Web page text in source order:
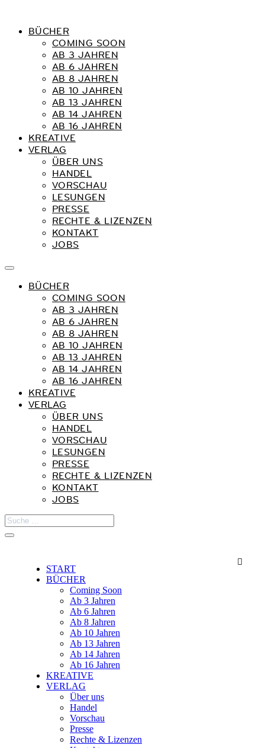
BÜCHER
COMING SOON
AB 3 JAHREN
AB 6 JAHREN
AB 8 JAHREN
AB 10 JAHREN
AB 13 JAHREN
AB 14 JAHREN
AB 16 JAHREN
KREATIVE
VERLAG
ÜBER UNS
HANDEL
VORSCHAU
LESUNGEN
PRESSE
RECHTE & LIZENZEN
KONTAKT
JOBS
BÜCHER
COMING SOON
AB 3 JAHREN
AB 6 JAHREN
AB 8 JAHREN
AB 10 JAHREN
AB 13 JAHREN
AB 14 JAHREN
AB 16 JAHREN
KREATIVE
VERLAG
ÜBER UNS
HANDEL
VORSCHAU
LESUNGEN
PRESSE
RECHTE & LIZENZEN
KONTAKT
JOBS

START
BÜCHER
Coming Soon
Ab 3 Jahren
Ab 6 Jahren
Ab 8 Jahren
Ab 10 Jahren
Ab 13 Jahren
Ab 14 Jahren
Ab 16 Jahren
KREATIVE
VERLAG
Über uns
Handel
Vorschau
Presse
Rechte & Lizenzen